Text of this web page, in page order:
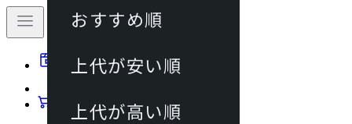
動画マニュアル
カート
おすすめ順
上代が安い順
上代が高い順